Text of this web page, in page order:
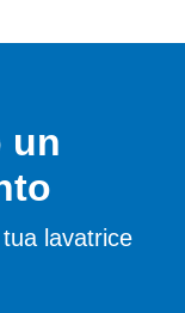
un
lavatrice